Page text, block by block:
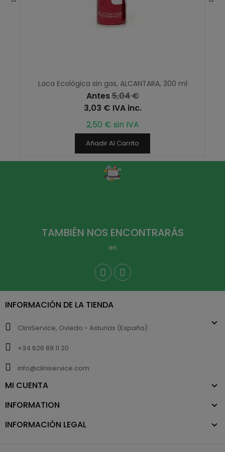
Laca Ecológica sin gas, ALCANTARA, 300 ml
Antes5,04 €
3,03 € IVA inc.
2,50 € sin IVA
Añadir Al Carrito
TAMBIÉN NOS ENCONTRARÁS
en
INFORMACIÓN DE LA TIENDA
CliniService, Oviedo - Asturias (España)
+34 626 89 11 20
info@cliniservice.com
MI CUENTA
INFORMATION
INFORMACIÓN LEGAL